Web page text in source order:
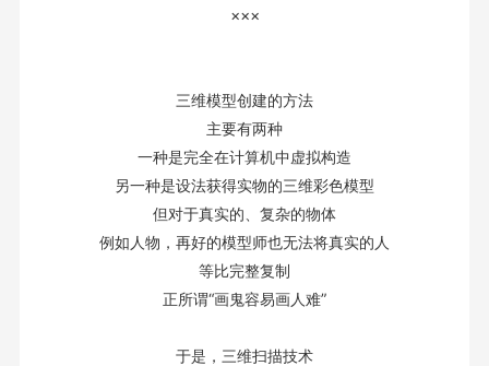
×××
三维模型创建的方法
主要有两种
一种是完全在计算机中虚拟构造
另一种是设法获得实物的三维彩色模型
但对于真实的、复杂的物体
例如人物，再好的模型师也无法将真实的人
等比完整复制
正所谓“画鬼容易画人难”
于是，三维扫描技术